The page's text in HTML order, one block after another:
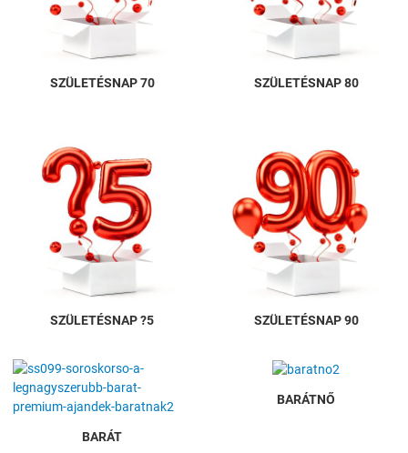
SZÜLETÉSNAP 70 SZÜLETÉSNAP 80
SZÜLETÉSNAP ?5 SZÜLETÉSNAP 90
BARÁT
BARÁTNŐ